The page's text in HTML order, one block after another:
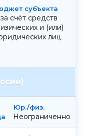
за счёт средств
и (или)
лиц
Неограниченно